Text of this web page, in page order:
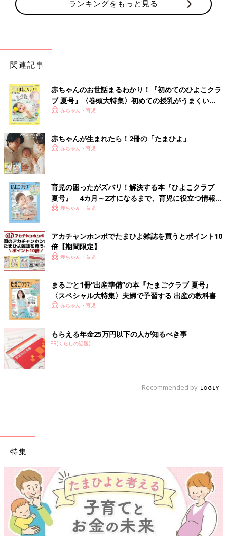
ランキングをもっと見る
関連記事
赤ちゃんのお世話まるわかり！『初めてのひよこクラ
ブ 夏号』〈巻頭大特集〉初めての授乳がうまくい
く！ おっぱい・ミルクの基本と夏のトラブル 解決テ
赤ちゃん・育児
赤ちゃんが生まれたら！2冊の「たまひよ」
赤ちゃん・育児
育児の困ったがズバリ！解決する本『ひよこクラブ
夏号』 4カ月～2才になるまで、育児に役立つ情報が
いっぱい！
赤ちゃん・育児
アカチャンホンポでたまひよ雑誌を買うとポイント10
倍【期間限定】
赤ちゃん・育児
まるごと1冊“出産準備”の本『たまごクラブ 夏号』
〈スペシャル大特集〉夫婦で予習する 出産の教科書
赤ちゃん・育児
もらえる年金25万円以下の人が知るべき事
PR(くらしの話題)
Recommended by
特集